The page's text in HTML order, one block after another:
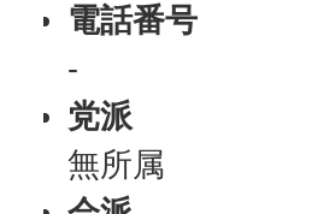
電話番号
-
党派
無所属